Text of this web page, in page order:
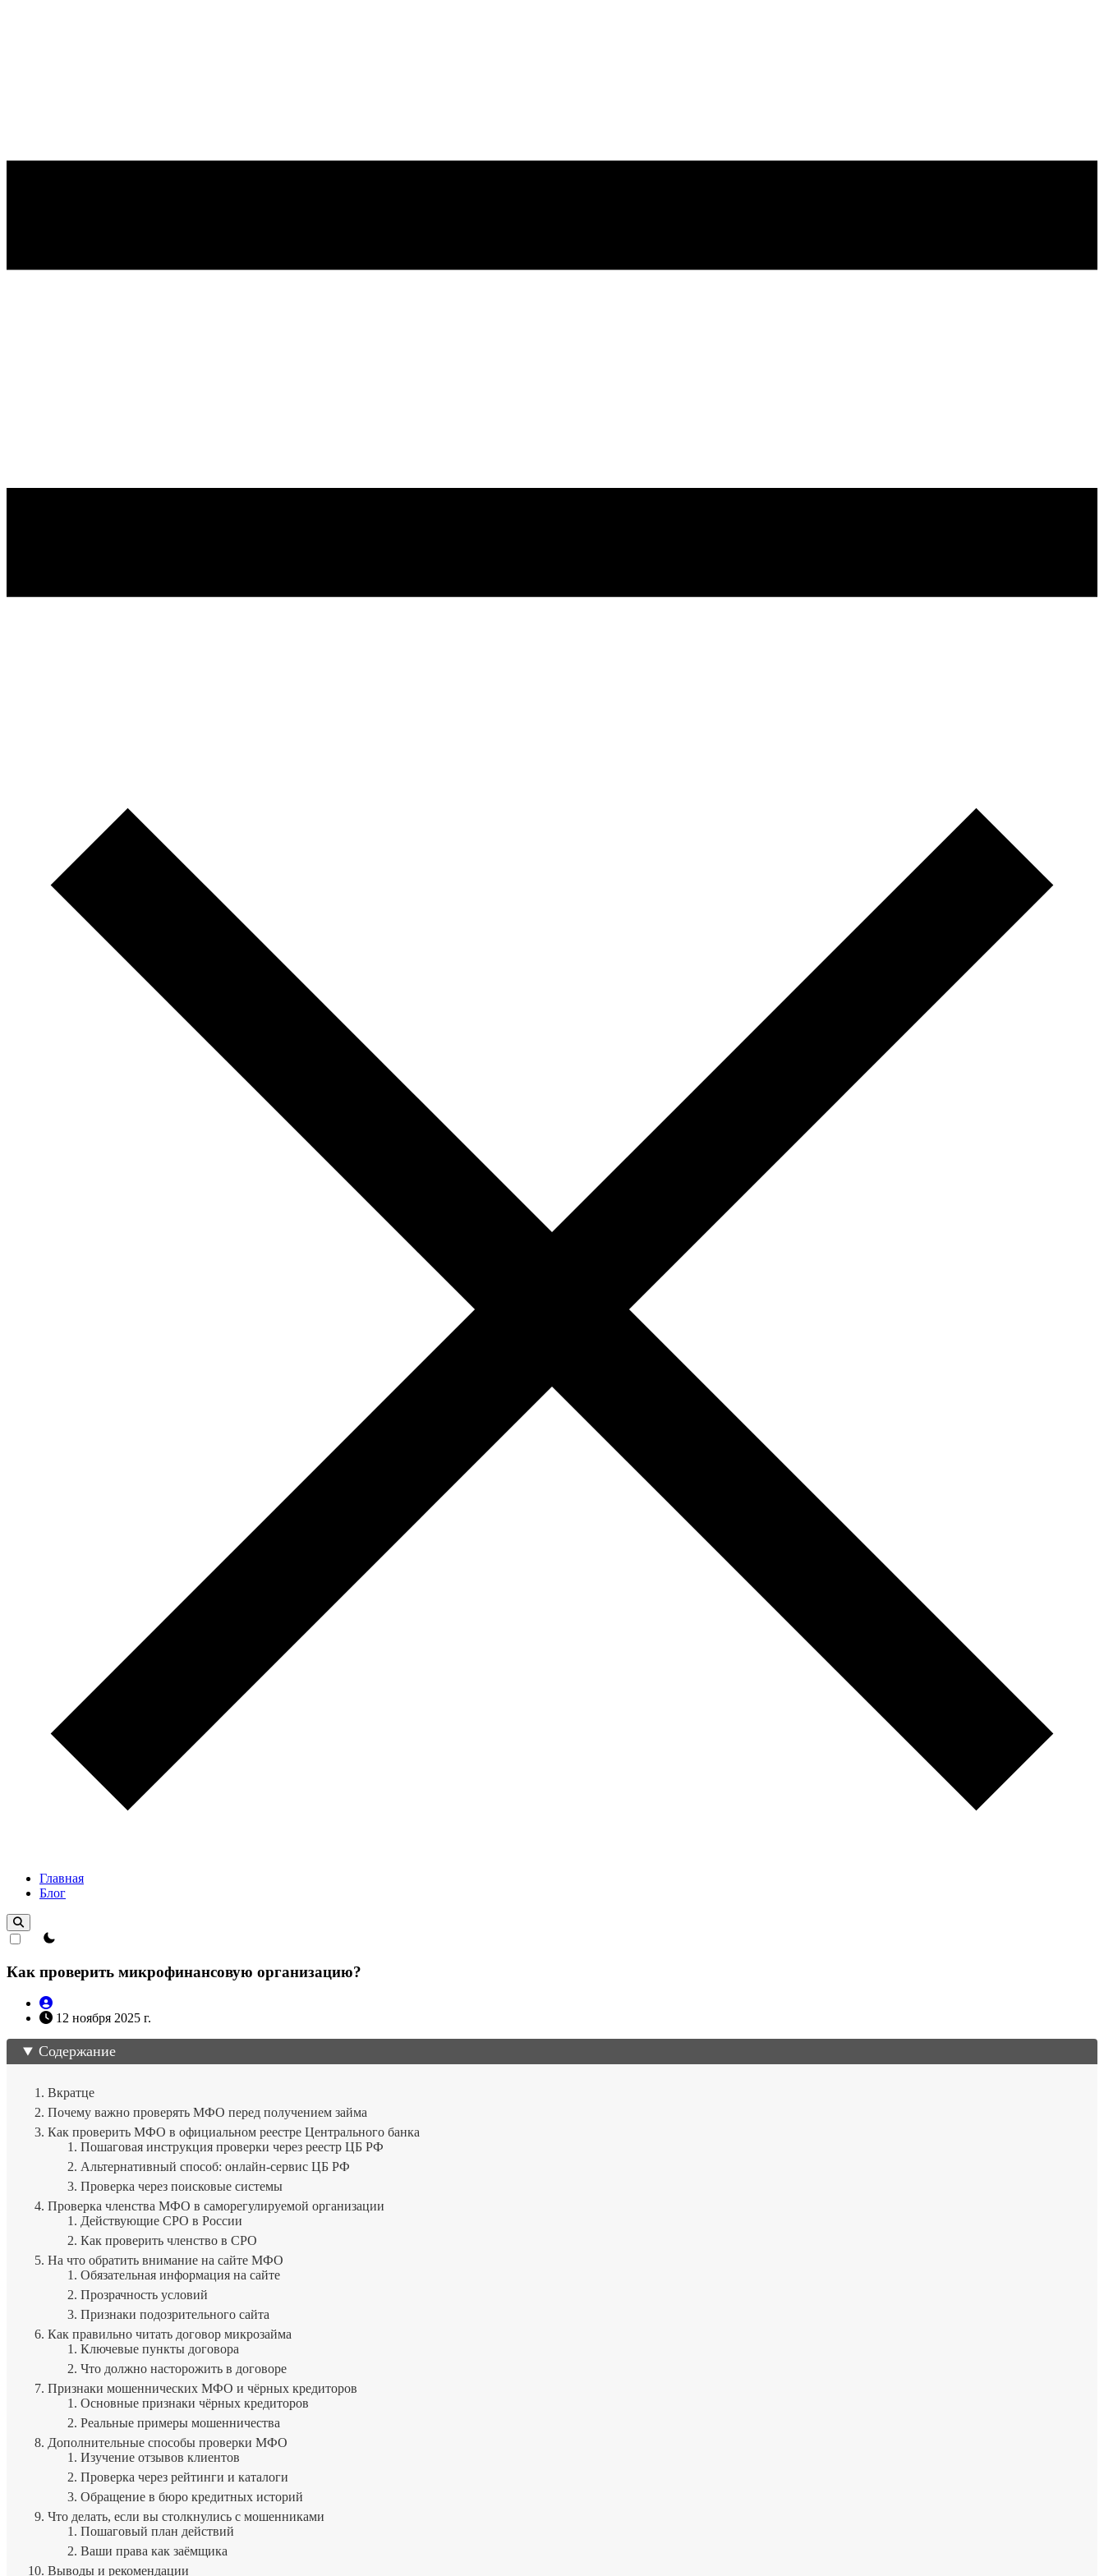
Главная
Блог
theme switcher
Как проверить микрофинансовую организацию?
12 ноября 2025 г.
Содержание
Вкратце
Почему важно проверять МФО перед получением займа
Как проверить МФО в официальном реестре Центрального банка
Пошаговая инструкция проверки через реестр ЦБ РФ
Альтернативный способ: онлайн-сервис ЦБ РФ
Проверка через поисковые системы
Проверка членства МФО в саморегулируемой организации
Действующие СРО в России
Как проверить членство в СРО
На что обратить внимание на сайте МФО
Обязательная информация на сайте
Прозрачность условий
Признаки подозрительного сайта
Как правильно читать договор микрозайма
Ключевые пункты договора
Что должно насторожить в договоре
Признаки мошеннических МФО и чёрных кредиторов
Основные признаки чёрных кредиторов
Реальные примеры мошенничества
Дополнительные способы проверки МФО
Изучение отзывов клиентов
Проверка через рейтинги и каталоги
Обращение в бюро кредитных историй
Что делать, если вы столкнулись с мошенниками
Пошаговый план действий
Ваши права как заёмщика
Выводы и рекомендации